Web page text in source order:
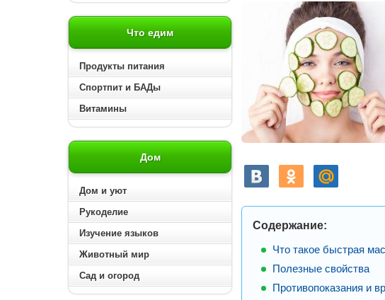
Что едим
Продукты питания
Спортпит и БАДы
Витамины
Дом
Дом и уют
Рукоделие
Изучение языков
Животный мир
Сад и огород
Содержание:
Что такое быстрая
Полезные свойства
Противопоказания и